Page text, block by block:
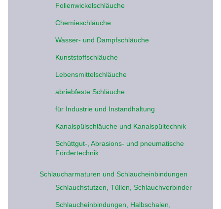
Folienwickelschläuche
Chemieschläuche
Wasser- und Dampfschläuche
Kunststoffschläuche
Lebensmittelschläuche
abriebfeste Schläuche
für Industrie und Instandhaltung
Kanalspülschläuche und Kanalspültechnik
Schüttgut-, Abrasions- und pneumatische
Fördertechnik
Schlaucharmaturen und Schlaucheinbindungen
Schlauchstutzen, Tüllen, Schlauchverbinder
Schlaucheinbindungen, Halbschalen,